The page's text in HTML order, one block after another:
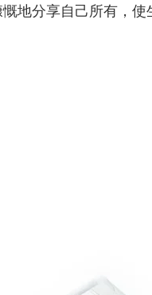
地分享自己所有，使